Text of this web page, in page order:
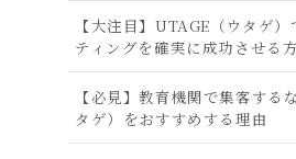
【大注目】UTAGE（ウタゲ
ティングを確実に成功させる
【必見】教育機関で集客する
タゲ）をおすすめする理由